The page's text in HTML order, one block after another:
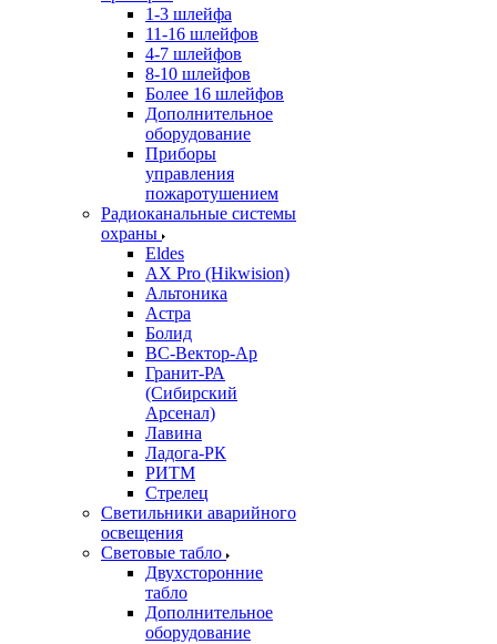
1-3 шлейфа
11-16 шлейфов
4-7 шлейфов
8-10 шлейфов
Более 16 шлейфов
Дополнительное
оборудование
Приборы
управления
пожаротушением
Радиоканальные системы
охраны
Eldes
AX Pro (Hikwision)
Альтоника
Астра
Болид
ВС-Вектор-Ар
Гранит-РА
(Сибирский
Арсенал)
Лавина
Ладога-РК
РИТМ
Стрелец
Светильники аварийного
освещения
Световые табло
Двухсторонние
табло
Дополнительное
оборудование